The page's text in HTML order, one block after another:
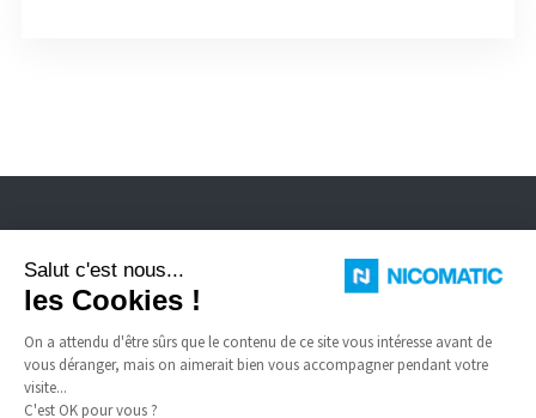
pour environnement sévère, câbles FFC, dômes à enclenchement.
LIENS UTILES